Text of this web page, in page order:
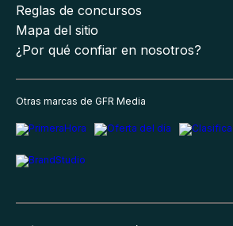
Reglas de concursos
Mapa del sitio
¿Por qué confiar en nosotros?
Otras marcas de GFR Media